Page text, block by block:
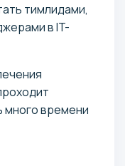
тимлидами,
в IT-
много времени